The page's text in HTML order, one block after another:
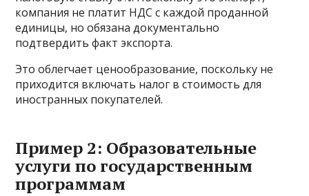
компания не платит НДС с каждой проданной
единицы, но обязана документально
подтвердить факт экспорта.
Это облегчает ценообразование, поскольку не
приходится включать налог в стоимость для
иностранных покупателей.
Пример 2: Образовательные
услуги по государственным
программам